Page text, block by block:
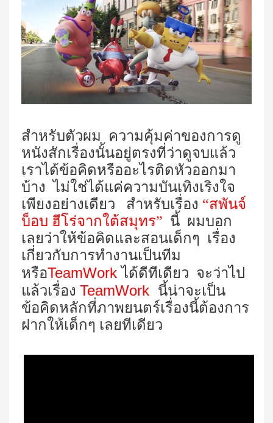
สำหรับตัวผม ความคุ้มค่าของการดู
หนังสักเรื่องนั้นอยู่ตรงที่ว่าดูจบแล้ว
เราได้ข้อคิดหรืออะไรติดหัวออกมา
บ้าง ไม่ใช่ได้แค่ความบันเทิงเริงใจ
เพียงอย่างเดียว สำหรับเรื่อง “สพันจ์
บ็อบ ฮีโร่จากใต้สมุทร” นี้ ผมบอก
เลยว่าให้ข้อคิดและสอนเด็กๆ เรื่อง
เกี่ยวกับการทำงานเป็นทีม
หรือTeamWorkได้ดีทีเดียว จะว่าไป
แล้วเรื่อง TeamWork นี้น่าจะเป็น
ข้อคิดหลักที่ภาพยนตร์เรื่องนี้ต้องการ
ฝากให้เด็กๆ เลยทีเดียว